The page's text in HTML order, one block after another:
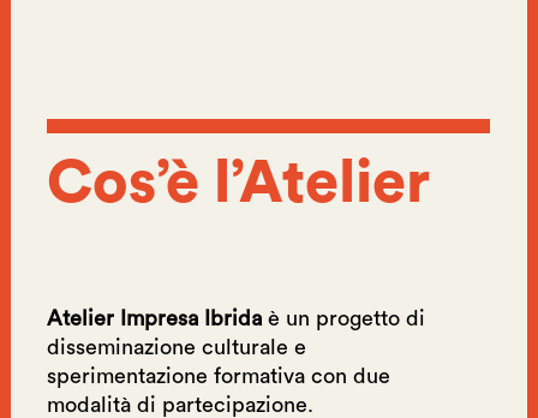
Cos’è l’Atelier
Atelier Impresa Ibrida è un progetto di
disseminazione culturale e
sperimentazione formativa con due
modalità di partecipazione.